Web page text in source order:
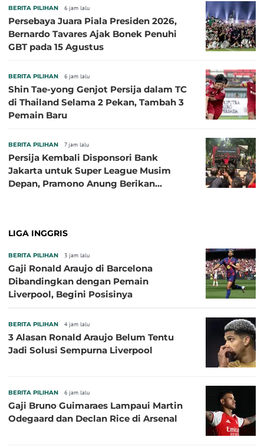
BERITA PILIHAN 6 jam lalu
Persebaya Juara Piala Presiden 2026,
Bernardo Tavares Ajak Bonek Penuhi
GBT pada 15 Agustus
BERITA PILIHAN 6 jam lalu
Shin Tae-yong Genjot Persija dalam TC
di Thailand Selama 2 Pekan, Tambah 3
Pemain Baru
BERITA PILIHAN 7 jam lalu
Persija Kembali Disponsori Bank
Jakarta untuk Super League Musim
Depan, Pramono Anung Berikan
LIGA INGGRIS
BERITA PILIHAN 3 jam lalu
Gaji Ronald Araujo di Barcelona
Dibandingkan dengan Pemain
Liverpool, Begini Posisinya
BERITA PILIHAN 4 jam lalu
3 Alasan Ronald Araujo Belum Tentu
Jadi Solusi Sempurna Liverpool
BERITA PILIHAN 6 jam lalu
Gaji Bruno Guimaraes Lampaui Martin
Odegaard dan Declan Rice di Arsenal